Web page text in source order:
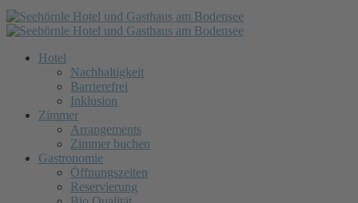
Hotel
Nachhaltigkeit
Barrierefrei
Inklusion
Zimmer
Arrangements
Zimmer buchen
Gastronomie
Öffnungszeiten
Reservierung